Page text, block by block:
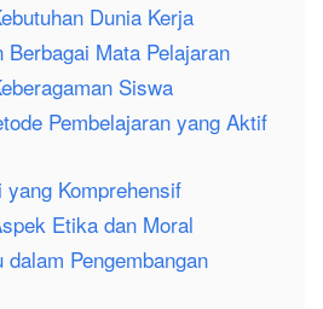
Dunia Kerja
Mata Pelajaran
Siswa
Pembelajaran yang Aktif
Komprehensif
Etika dan Moral
Pengembangan